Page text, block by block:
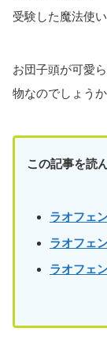
受験した魔法使い
お団子頭が可愛
物なのでしょうか
この記事を読
ラオフェ
ラオフェ
ラオフェ